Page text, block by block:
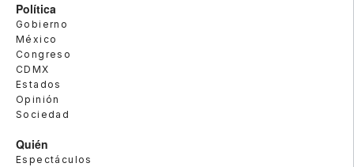
Política
Gobierno
México
Congreso
CDMX
Estados
Opinión
Sociedad
Quién
Espectáculos